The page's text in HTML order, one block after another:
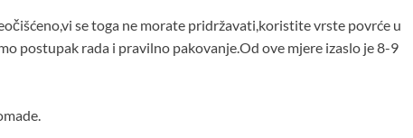
se toga ne morate pridržavati,koristite vrste povrće u
postupak rada i pravilno pakovanje.Od ove mjere izaslo je 8-9